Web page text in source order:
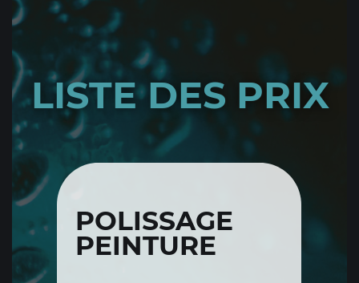
LISTE DES PRIX
POLISSAGE
PEINTURE